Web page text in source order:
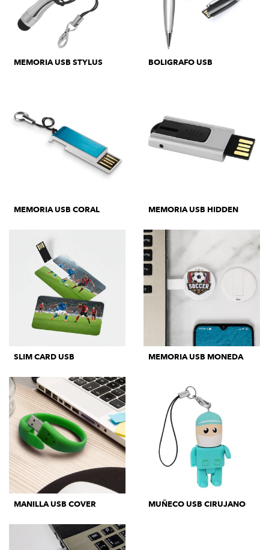
MEMORIA USB STYLUS BOLIGRAFO USB
MEMORIA USB CORAL MEMORIA USB HIDDEN
SLIM CARD USB MEMORIA USB MONEDA
MANILLA USB COVER MUÑECO USB CIRUJANO